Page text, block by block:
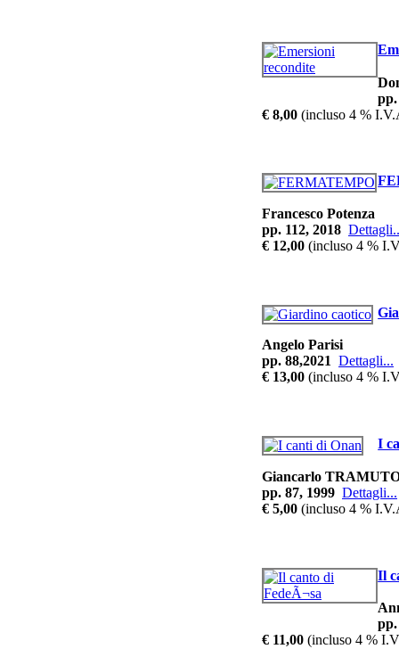
pp.
€ 8,00 (incluso 4 %
Francesco Potenza
pp. 112, 2018
€ 12,00 (incluso 4 %
Angelo Parisi
pp. 88,2021 Dettagli...
€ 13,00 (incluso 4 %
I
Giancarlo
pp. 87, 1999 Dettagli...
€ 5,00 (incluso 4 %
Il
pp.
€ 11,00 (incluso 4 %